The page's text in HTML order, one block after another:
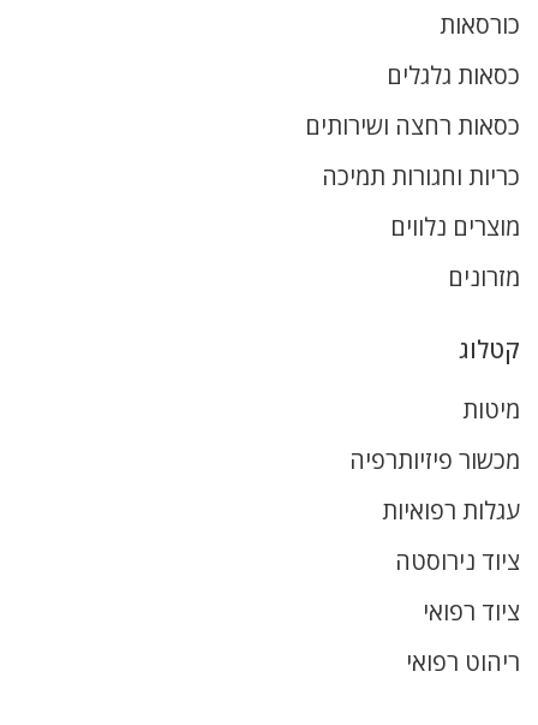
כורסאות
כסאות גלגלים
כסאות רחצה ושירותים
כריות וחגורות תמיכה
מוצרים נלווים
מזרונים
קטלוג
מיטות
מכשור פיזיותרפיה
עגלות רפואיות
ציוד נירוסטה
ציוד רפואי
ריהוט רפואי